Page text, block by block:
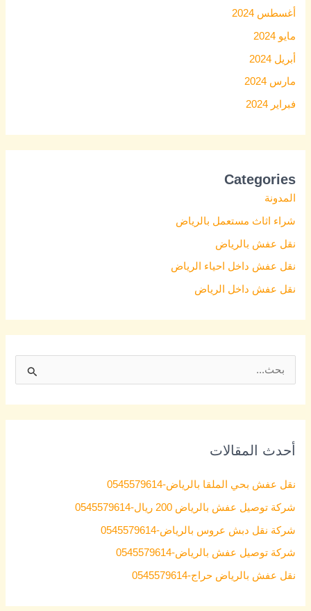
أغسطس 2024
مايو 2024
أبريل 2024
مارس 2024
فبراير 2024
Categories
المدونة
شراء اثاث مستعمل بالرياض
نقل عفش بالرياض
نقل عفش داخل احياء الرياض
نقل عفش داخل الرياض
c
o
r
:
أحدث المقالات
نقل عفش بحي الملقا بالرياض-0545579614
شركة توصيل عفش بالرياض 200 ريال-0545579614
شركة نقل دبش عروس بالرياض-0545579614
شركة توصيل عفش بالرياض-0545579614
نقل عفش بالرياض حراج-0545579614